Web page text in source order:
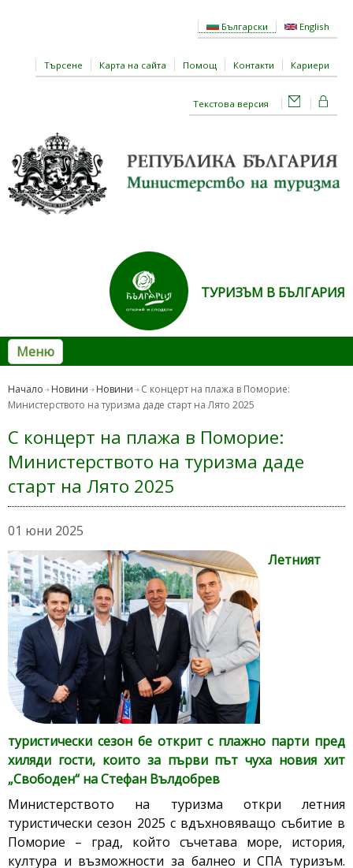
Български English
Търсене Карта на сайта Помощ Контакти Кариери
Текстова версия
ТУРИЗЪМ В БЪЛГАРИЯ
Меню
Начало Новини Новини
С концерт на плажа в Поморие:
Министерството на туризма даде старт на Лято 2025
С концерт на плажа в Поморие:
Министерството на туризма даде
старт на Лято 2025
01 юни 2025
Летният
туристически сезон бе открит с плажно парти пред
хиляди гости, които за първи път чуха новия хит
„Свободен“ на Стефан Вълдобрев
Министерството на туризма откри летния
туристически сезон 2025 с вдъхновяващо събитие в
Поморие – град, който съчетава море, история,
култура и възможности за балнео и СПА туризъм.